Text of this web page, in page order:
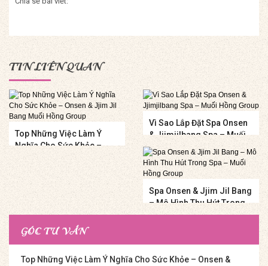
TIN LIÊN QUAN
Top Những Việc Làm Ý
Nghĩa Cho Sức Khỏe –
Onsen & Jjim Jil Bang
Vì Sao Lắp Đặt Spa Onsen
& Jjimjilbang Spa – Muối
Hồng Group
Spa Onsen & Jjim Jil Bang
– Mô Hình Thu Hút Trong
Spa – Muối Hồng Group
GÓC TƯ VẤN
Top Những Việc Làm Ý Nghĩa Cho Sức Khỏe – Onsen &